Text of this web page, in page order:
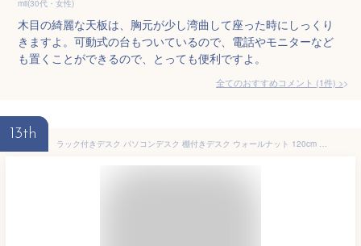
mii(30代・女性)
木目の綺麗な天板は、胸元が少し湾曲して座った時にしっくり
きますよ。可動式の台もついているので、電話やモニターなど
も置くことができるので、とっても便利ですよ。
全てのおすすめコメント (1件) >
13th
ラック付きデスク パソコンデスク 棚付きデスク ウォールナット 120cm 引き出し 引出し 収納 木製 北欧 ハイタイプ PCデスク ワークデスク 書斎 書斎机 プリンターラック プリンター台 ブラウン